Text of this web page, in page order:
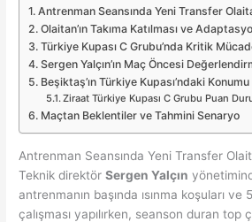
Antrenman Seansında Yeni Transfer
Olaitan’ın Takıma Katılması ve
Türkiye Kupası C Grubu’nda Kritik
Sergen Yalçın’ın Maç Öncesi
Beşiktaş’ın Türkiye Kupası’ndaki Konumu
Ziraat Türkiye Kupası C Grubu Puan
Maçtan Beklentiler ve Tahmini Senaryo
Antrenman Seansında Yeni Transfer
Teknik direktörSergen Yalçın
antrenmanın başında ısınma koşuları ve
çalışması yapılırken, seanson duran top